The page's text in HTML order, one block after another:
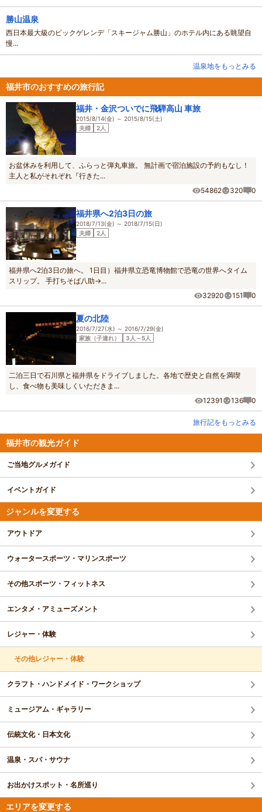
勝山温泉
西日本最大級のビックゲレンデ「スキージャム勝山」のホテル内にある眺望自
慢...
温泉地をもっとみる
福井市のおすすめの旅行記
福井・金沢ついでに飛騨高山 車旅
2015/8/14(金) ～ 2015/8/15(土)
夫婦
2人
お盆休みを利用して、ふらっと弾丸車旅。 無計画で宿泊施設の予約もなし！
主人と私がそれぞれ『行きた...
54862
320 0
福井県へ2泊3日の旅
2018/7/13(金) ～ 2018/7/15(日)
夫婦
2人
福井県へ2泊3日の旅へ。 1日目）福井県立恐竜博物館で恐竜の世界へタイム
スリップ。 手打ちそば八助→...
32920
151 0
夏の北陸
2016/7/27(水) ～ 2016/7/29(金)
家族（子連れ）
3人～5人
二泊三日で石川県と福井県をドライブしました。各地で歴史と自然を満喫
し、食べ物も美味しくいただきま...
12391
136 0
旅行記をもっとみる
福井市の観光ガイド
ご当地グルメガイド
イベントガイド
ジャンルを変更する
アウトドア
ウォータースポーツ・マリンスポーツ
その他スポーツ・フィットネス
エンタメ・アミューズメント
レジャー・体験
その他レジャー・体験
クラフト・ハンドメイド・ワークショップ
ミュージアム・ギャラリー
伝統文化・日本文化
温泉・スパ・サウナ
お出かけスポット・名所巡り
エリアを変更する